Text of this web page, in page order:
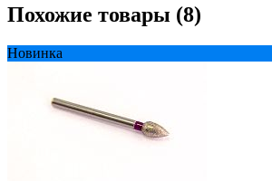
Похожие товары (8)
Новинка